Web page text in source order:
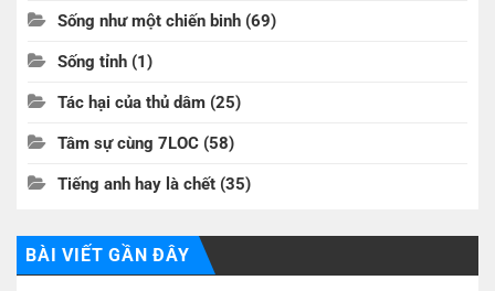
Sống như một chiến binh (69)
Sống tỉnh (1)
Tác hại của thủ dâm (25)
Tâm sự cùng 7LOC (58)
Tiếng anh hay là chết (35)
BÀI VIẾT GẦN ĐÂY